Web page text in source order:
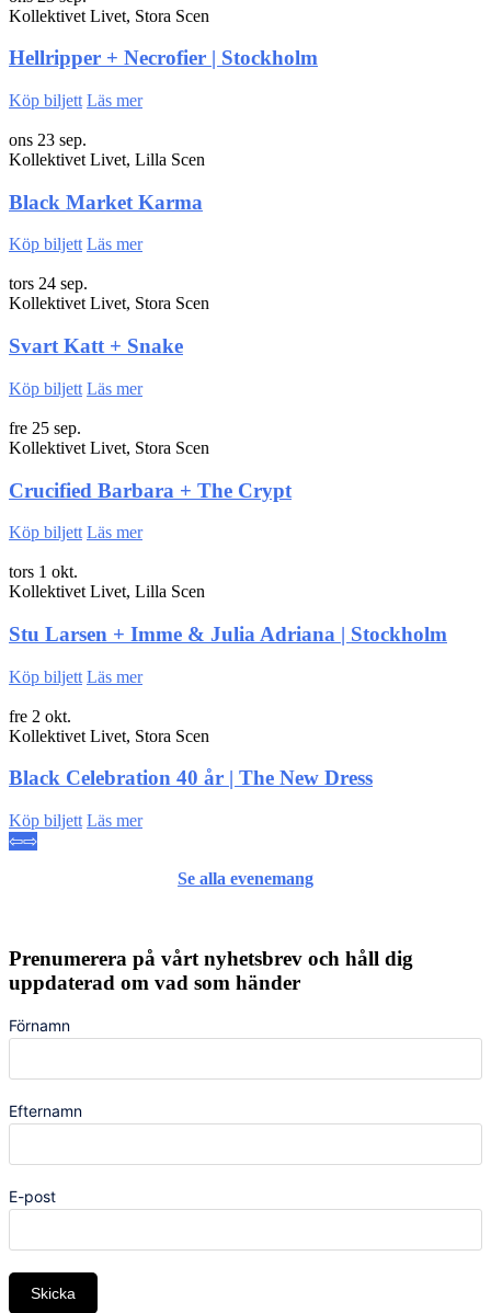
Kollektivet Livet, Stora Scen
Hellripper + Necrofier | Stockholm
Köp biljett Läs mer
ons 23 sep.
Kollektivet Livet, Lilla Scen
Black Market Karma
Köp biljett Läs mer
tors 24 sep.
Kollektivet Livet, Stora Scen
Svart Katt + Snake
Köp biljett Läs mer
fre 25 sep.
Kollektivet Livet, Stora Scen
Crucified Barbara + The Crypt
Köp biljett Läs mer
tors 1 okt.
Kollektivet Livet, Lilla Scen
Stu Larsen + Imme & Julia Adriana | Stockholm
Köp biljett Läs mer
fre 2 okt.
Kollektivet Livet, Stora Scen
Black Celebration 40 år | The New Dress
Köp biljett Läs mer
⇦⇨
Se alla evenemang
Prenumerera på vårt nyhetsbrev och håll dig
uppdaterad om vad som händer
Förnamn
Efternamn
E-post
Skicka